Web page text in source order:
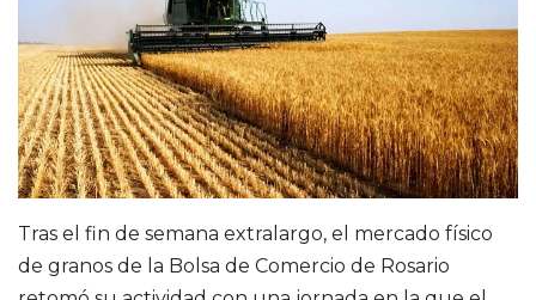
Tras el fin de semana extralargo, el mercado físico
de granos de la Bolsa de Comercio de Rosario